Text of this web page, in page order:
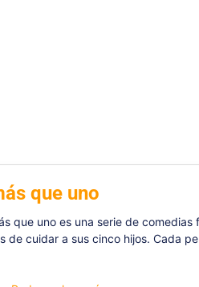
que uno
que uno es una serie de
de cuidar a sus cinco hijos. Cada